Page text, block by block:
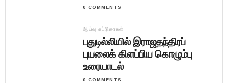
0 COMMENTS
ஆய்வு கட்டுரைகள்
புதுடில்லியில் இராஜதந்திரப்
புயலைக் கிளப்பிய கொழும்பு
உரையாடல்
0 COMMENTS